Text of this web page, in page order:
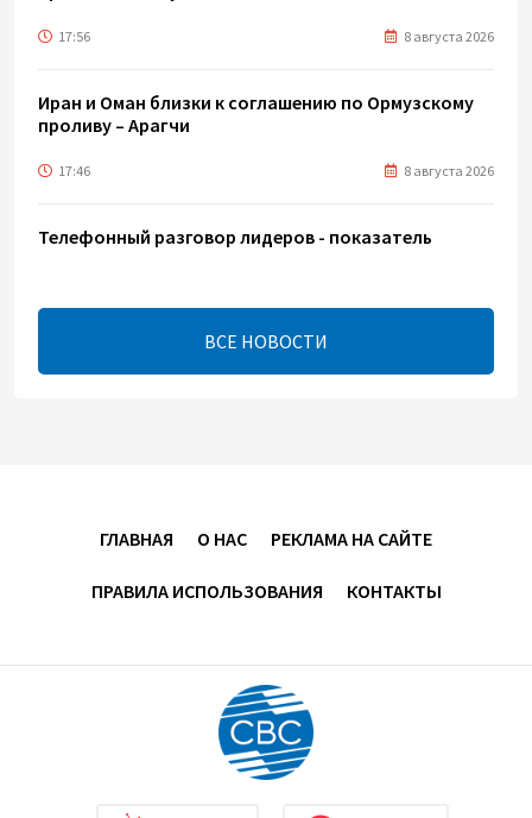
17:56 8 августа 2026
Иран и Оман близки к соглашению по Ормузскому
проливу – Арагчи
17:46 8 августа 2026
Телефонный разговор лидеров - показатель
В минобороны Азербайджана прошло собрание
военных атташе в зарубежных странах (ФОТО)
8 августа 2026
МИД Франции выступил с заявлением по случаю
годовщины Вашингтонского саммита
ВСЕ НОВОСТИ
ГЛАВНАЯ О НАС РЕКЛАМА НА САЙТЕ
ПРАВИЛА ИСПОЛЬЗОВАНИЯ КОНТАКТЫ